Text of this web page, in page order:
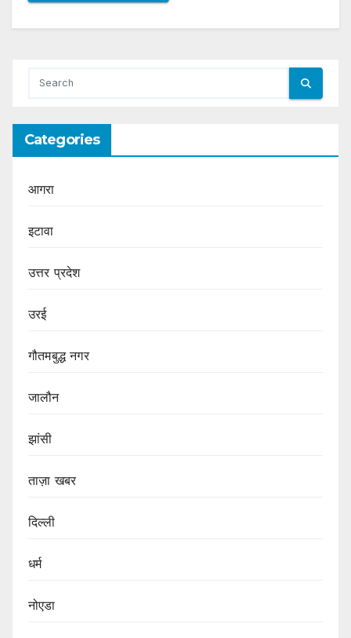
Categories
आगरा
इटावा
उत्तर प्रदेश
उरई
गौतमबुद्ध नगर
जालौन
झांसी
ताज़ा खबर
दिल्ली
धर्म
नोएडा